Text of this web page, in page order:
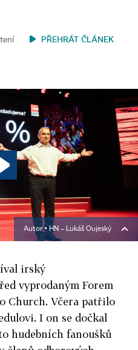
PŘEHRÁT ČLÁNEK
Autor ▪ HN – Lukáš Oujeský
irský
vyprodaným Forem
Church. Včera patřilo
I on se dočkal
hudebních fanoušků